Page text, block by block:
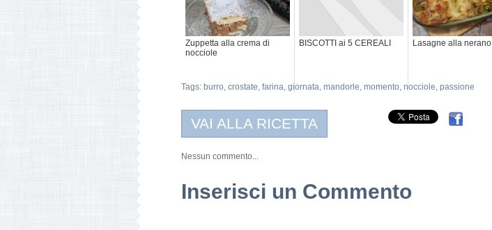
Zuppetta alla crema di
nocciole
BISCOTTI ai 5 CEREALI Lasagne alla nerano
Tags: burro, crostate, farina, giornata, mandorle, momento, nocciole, passione
VAI ALLA RICETTA
Nessun commento...
Inserisci un Commento